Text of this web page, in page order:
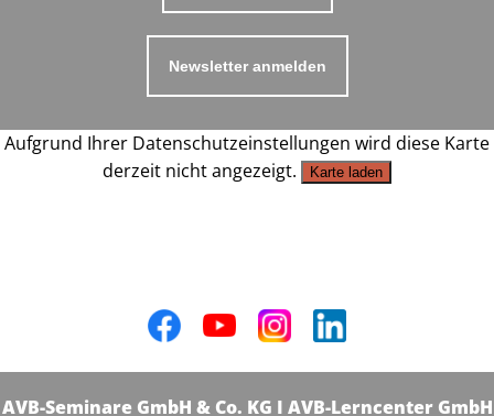
Newsletter anmelden
Aufgrund Ihrer Datenschutzeinstellungen wird diese Karte
derzeit nicht angezeigt.
Karte laden
AVB-Seminare GmbH & Co. KG I AVB-Lerncenter GmbH